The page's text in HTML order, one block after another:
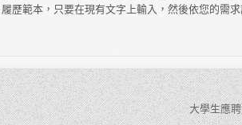
歷範本，只要在現有文字上輸入，然後依您的需
大學生應